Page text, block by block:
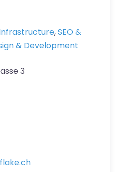
,SEO &
& Development
3